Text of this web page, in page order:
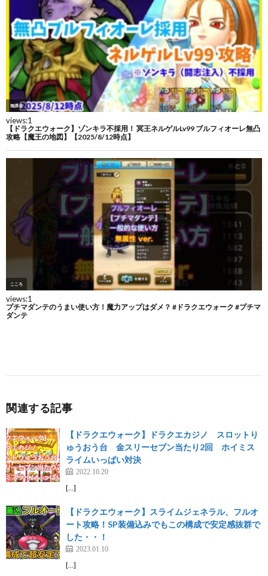
関連する記事
【ドラクエウォーク】ドラクエカジノ スロットり
ゅうおう台 金スリーセブン当たり2回 ホイミス
ライムいっぱい対決
2022.10.20
[…]
【ドラクエウォーク】スライムジェネラル、フルオ
ート攻略！SP装備込みでもこの構成で安定感抜群で
した・・！
2023.01.10
[…]